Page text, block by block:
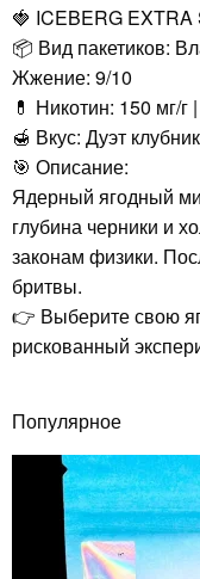
🍓 ICEBERG
📦 Вид пакетиков:
Жжение: 9/10
💊 Никотин: 150 мг/
🍯 Вкус: Дуэт
🎯 Описание:
Ядерный ягодный
глубина черники и
законам физики.
бритвы.
👉 Выберите свою
рискованный
Популярное